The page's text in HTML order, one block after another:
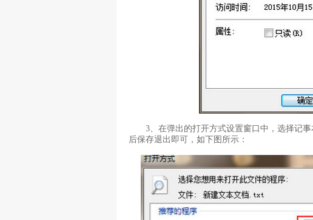
3、在弹出的打开方式设置窗口中，选择记事
后保存退出即可，如下图所示：